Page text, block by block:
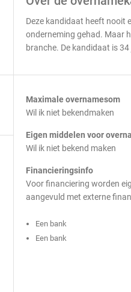
Deze kandidaat heeft nooit
onderneming gehad. Maar
branche. De kandidaat is 34
Maximale overnamesom
Wil ik niet bekendmaken
Eigen middelen voor
Wil ik niet bekend maken
Financieringsinfo
Voor financiering worden
aangevuld met externe
Een bank
Een bank